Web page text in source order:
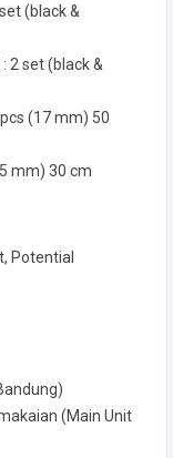
(black &
2 set (black &
(17 mm) 50
mm) 30 cm
Potential
(Main Unit